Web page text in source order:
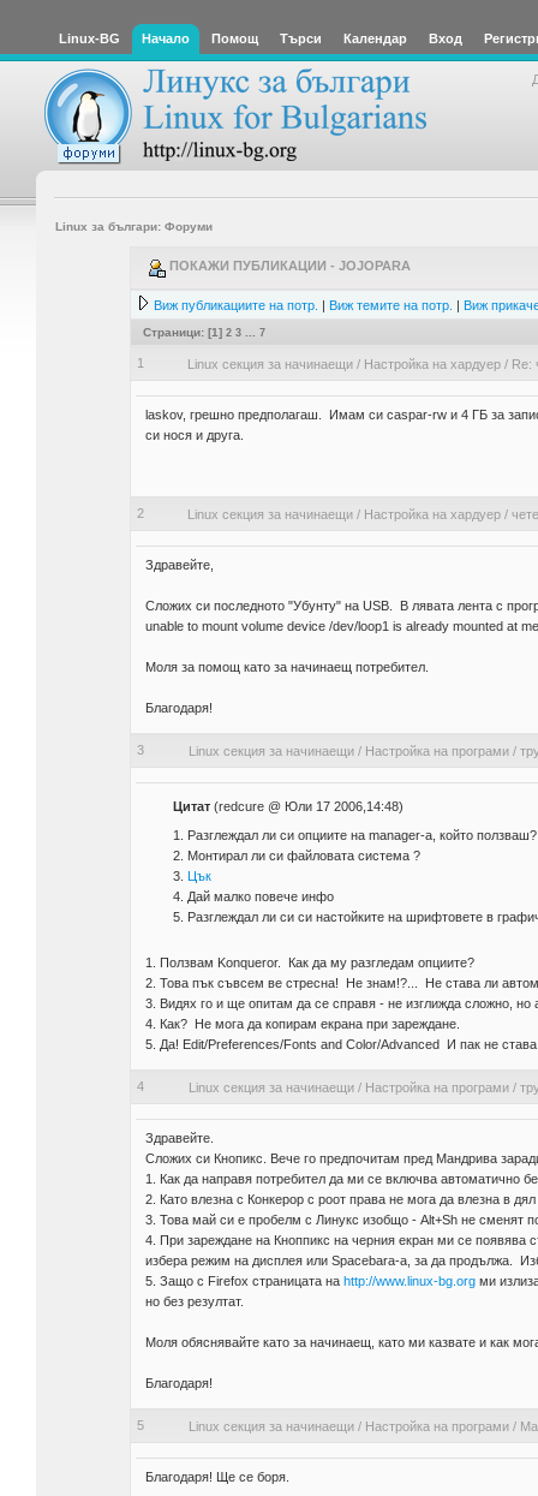
Linux-BG Начало Помощ Търси Календар Вход
Linux за българи: Форуми
ПОКАЖИ ПУБЛИКАЦИИ - JOJOPARA
Виж публикациите на потр. | Виж темите на потр. | Виж
Страници: [1] 2 3 7
1 Linux секция за начинаещи/ Настройка на хардуер/ Re:
laskov, грешно предполагаш. Имам си caspar-rw и 4 ГБ за
си нося и друга.
2 Linux секция за начинаещи/ Настройка на хардуер/
Здравейте,
Сложих си последното "Убунту" на USB. В лявата лента с
unable to mount volume device /dev/loop1 is already mounted at
Моля за помощ като за начинаещ потребител.
Благодаря!
3 Linux секция за начинаещи/ Настройка на програми/
Цитат(redcure @ Юли 17 2006,14:48)
1. Разглеждал ли си опциите на manager-a, който ползваш?
2. Монтирал ли си файловата система ?
3.
Цък
4. Дай малко повече инфо
5. Разглеждал ли си си настойките на шрифтовете в
1. Ползвам Konqueror. Как да му разгледам опциите?
2. Това пък съвсем ве стресна! Не знам!?... Не става ли
3. Видях го и ще опитам да се справя - не изглижда сложно, но
4. Как? Не мога да копирам екрана при зареждане.
5. Да! Edit/Preferences/Fonts and Color/Advanced И пак не
4 Linux секция за начинаещи/ Настройка на програми/
Здравейте.
Сложих си Кнопикс. Вече го предпочитам пред Мандрива
1. Как да направя потребител да ми се включва автоматично
2. Като влезна с Конкерор с роот права не мога да влезна в
3. Това май си е пробелм с Линукс изобщо - Alt+Sh не сменят
4. При зареждане на Кноппикс на черния екран ми се
избера режим на дисплея или Spacebara-a, за да продължа.
5. Защо с Firefox страницата на http://www.linux-bg.orgми
но без резултат.
Моля обяснявайте като за начинаещ, като ми казвате и как
Благодаря!
5 Linux секция за начинаещи/ Настройка на програми/
Благодаря! Ще се боря.